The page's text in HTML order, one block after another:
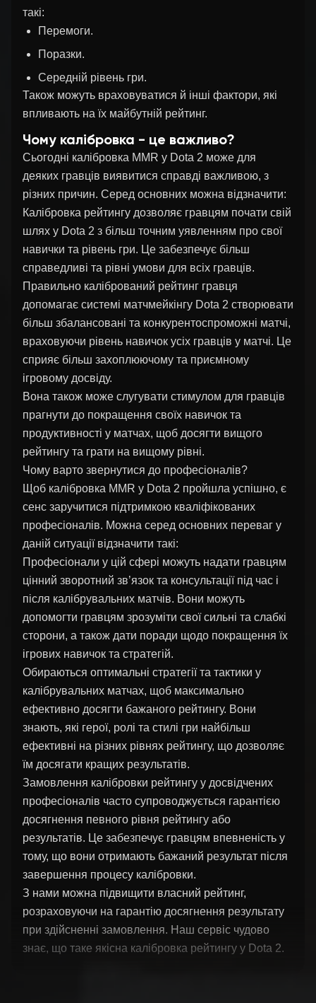
такі:
Перемоги.
Поразки.
Середній рівень гри.
Також можуть враховуватися й інші фактори, які
впливають на їх майбутній рейтинг.
Чому калібровка - це важливо?
Сьогодні калібровка MMR у Dota 2 може для
деяких гравців виявитися справді важливою, з
різних причин. Серед основних можна відзначити:
Калібровка рейтингу дозволяє гравцям почати свій
шлях у Dota 2 з більш точним уявленням про свої
навички та рівень гри. Це забезпечує більш
справедливі та рівні умови для всіх гравців.
Правильно калібрований рейтинг гравця
допомагає системі матчмейкінгу Dota 2 створювати
більш збалансовані та конкурентоспроможні матчі,
враховуючи рівень навичок усіх гравців у матчі. Це
сприяє більш захоплюючому та приємному
ігровому досвіду.
Вона також може слугувати стимулом для гравців
прагнути до покращення своїх навичок та
продуктивності у матчах, щоб досягти вищого
рейтингу та грати на вищому рівні.
Чому варто звернутися до професіоналів?
Щоб калібровка MMR у Dota 2 пройшла успішно, є
сенс заручитися підтримкою кваліфікованих
професіоналів. Можна серед основних переваг у
даній ситуації відзначити такі:
Професіонали у цій сфері можуть надати гравцям
цінний зворотний зв’язок та консультації під час і
після калібрувальних матчів. Вони можуть
допомогти гравцям зрозуміти свої сильні та слабкі
сторони, а також дати поради щодо покращення їх
ігрових навичок та стратегій.
Обираються оптимальні стратегії та тактики у
калібрувальних матчах, щоб максимально
ефективно досягти бажаного рейтингу. Вони
знають, які герої, ролі та стилі гри найбільш
ефективні на різних рівнях рейтингу, що дозволяє
їм досягати кращих результатів.
Замовлення калібровки рейтингу у досвідчених
професіоналів часто супроводжується гарантією
досягнення певного рівня рейтингу або
результатів. Це забезпечує гравцям впевненість у
тому, що вони отримають бажаний результат після
завершення процесу калібровки.
З нами можна підвищити власний рейтинг,
розраховуючи на гарантію досягнення результату
при здійсненні замовлення. Наш сервіс чудово
знає, що таке якісна калібровка рейтингу у Dota 2.